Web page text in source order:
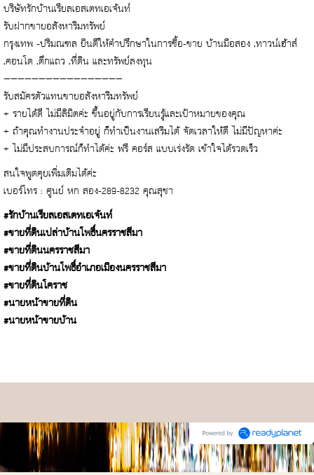
บริษัทรักบ้านเรียลเอสเตทเอเจ้นท์
รับฝากขายอสังหาริมทรัพย์
กรุงเทพ -ปริมณฑล ยินดีให้คำปรึกษาในการซื้อ-ขาย บ้านมือสอง ,ทาวน์เฮ้าส์
,คอนโด ,ตึกแถว ,ที่ดิน และทรัพย์ลงทุน
—————————————————
รับสมัครตัวแทนขายอสังหาริมทรัพย์
+ รายได้ดี ไม่มีลิมิตค่ะ ขึ้นอยู่กับการเรียนรู้และเป้าหมายของคุณ
+ ถ้าคุณทำงานประจำอยู่ ก็ทำเป็นงานเสริมได้ จัดเวลาให้ดี ไม่มีปัญหาค่ะ
+ ไม่มีประสบการณ์ก็ทำได้ค่ะ ฟรี คอร์ส แบบเร่งรัด เข้าใจได้รวดเร็ว
สนใจพูดคุยเพิ่มเติมได้ค่ะ
เบอร์โทร : ศูนย์ หก สอง-289-8232 คุณสุชา
#รักบ้านเรียลเอสเตทเอเจ้นท์
#ขายที่ดินเปล่าบ้านโพธิ์นครราชสีมา
#ขายที่ดินนครราชสีมา
#ขายที่ดินบ้านโพธิ์อำเภอเมืองนครราชสีมา
#ขายที่ดินโคราช
#นายหน้าขายที่ดิน
#นายหน้าขายบ้าน